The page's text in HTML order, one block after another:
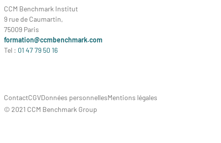
CCM Benchmark Institut
9 rue de Caumartin,
75009 Paris
formation@ccmbenchmark.com
Tel : 01 47 79 50 16
ContactCGVDonnées personnellesMentions légales
© 2021 CCM Benchmark Group